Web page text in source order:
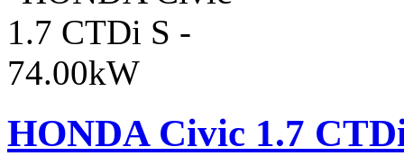
HONDA Civic 1.7